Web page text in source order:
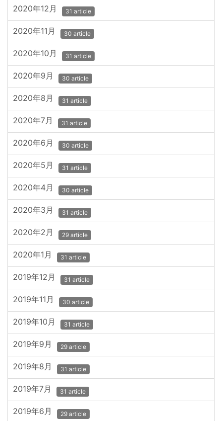
2020年12月 31 article
2020年11月 30 article
2020年10月 31 article
2020年9月 30 article
2020年8月 31 article
2020年7月 31 article
2020年6月 30 article
2020年5月 31 article
2020年4月 30 article
2020年3月 31 article
2020年2月 29 article
2020年1月 31 article
2019年12月 31 article
2019年11月 30 article
2019年10月 31 article
2019年9月 29 article
2019年8月 31 article
2019年7月 31 article
2019年6月 29 article